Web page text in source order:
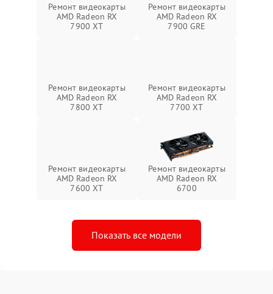
Ремонт видеокарты
AMD Radeon RX
7900 XT
Ремонт видеокарты
AMD Radeon RX
7900 GRE
Ремонт видеокарты
AMD Radeon RX
7800 XT
Ремонт видеокарты
AMD Radeon RX
7700 XT
Ремонт видеокарты
AMD Radeon RX
7600 XT
Ремонт видеокарты
AMD Radeon RX
6700
Показать все модели